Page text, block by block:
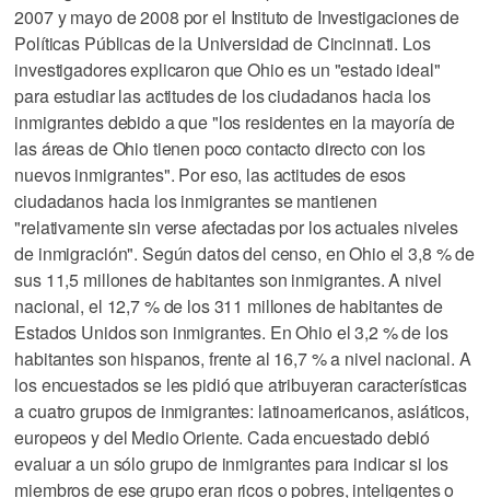
2007 y mayo de 2008 por el Instituto de Investigaciones de
Políticas Públicas de la Universidad de Cincinnati. Los
investigadores explicaron que Ohio es un "estado ideal"
para estudiar las actitudes de los ciudadanos hacia los
inmigrantes debido a que "los residentes en la mayoría de
las áreas de Ohio tienen poco contacto directo con los
nuevos inmigrantes". Por eso, las actitudes de esos
ciudadanos hacia los inmigrantes se mantienen
"relativamente sin verse afectadas por los actuales niveles
de inmigración". Según datos del censo, en Ohio el 3,8 % de
sus 11,5 millones de habitantes son inmigrantes. A nivel
nacional, el 12,7 % de los 311 millones de habitantes de
Estados Unidos son inmigrantes. En Ohio el 3,2 % de los
habitantes son hispanos, frente al 16,7 % a nivel nacional. A
los encuestados se les pidió que atribuyeran características
a cuatro grupos de inmigrantes: latinoamericanos, asiáticos,
europeos y del Medio Oriente. Cada encuestado debió
evaluar a un sólo grupo de inmigrantes para indicar si los
miembros de ese grupo eran ricos o pobres, inteligentes o